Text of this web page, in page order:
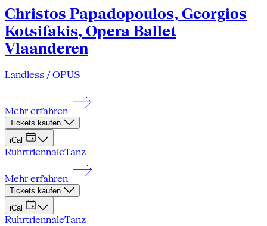
Christos Papadopoulos, Georgios
Kotsifakis, Opera Ballet
Vlaanderen
Landless / OPUS
Mehr erfahren
Tickets kaufen
iCal
RuhrtriennaleTanz
Mehr erfahren
Tickets kaufen
iCal
RuhrtriennaleTanz